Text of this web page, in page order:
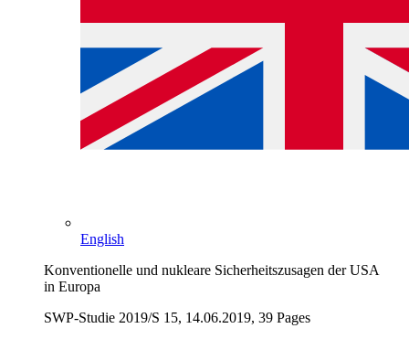
English
Konventionelle und nukleare Sicherheitszusagen der USA
in Europa
SWP-Studie 2019/S 15, 14.06.2019, 39 Pages